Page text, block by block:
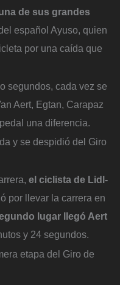
de sus grandes
español Ayuso, quien
por una caída que
segundos, cada vez se
Aert, Egtan, Carapaz
una diferencia.
y se despidió del Giro
el ciclista de Lidl-
por llevar la carrera en
lugar llegó Aert
y 24 segundos.
etapa del Giro de